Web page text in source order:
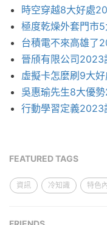
時空穿越8大好處
極度乾燥外套門市
台積電不來高雄了
晉頎有限公司2023
虛擬卡怎麼刷9大
吳惠瑜先生8大優
行動學習定義2023
FEATURED TAGS
資訊 冷知識 特色